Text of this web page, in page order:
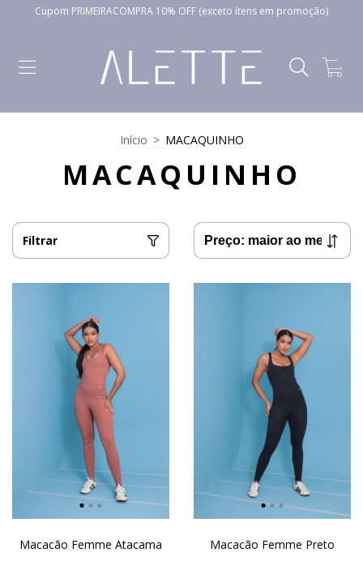
Cupom PRIMEIRACOMPRA 10% OFF (exceto ítens em promoção)
Início > MACAQUINHO
MACAQUINHO
Filtrar
Macacão Femme Atacama Macacão Femme Preto